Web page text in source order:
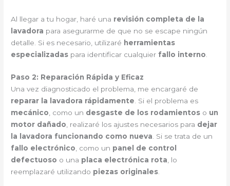
Al llegar a tu hogar, haré una revisión completa de la
lavadora para asegurarme de que no se escape ningún
detalle. Si es necesario, utilizaré herramientas
especializadas para identificar cualquier fallo interno
Paso 2: Reparación Rápida y Eficaz
Una vez diagnosticado el problema, me encargaré de
reparar la lavadora rápidamente. Si el problema es
mecánico, como un desgaste de los rodamientos o un
motor dañado, realizaré los ajustes necesarios para dejar
la lavadora funcionando como nueva. Si se trata de un
fallo electrónico, como un panel de control
defectuoso o una placa electrónica rota, lo
reemplazaré utilizando piezas originales.